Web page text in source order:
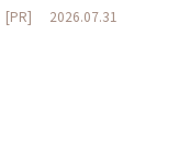
[PR] 2026.07.31